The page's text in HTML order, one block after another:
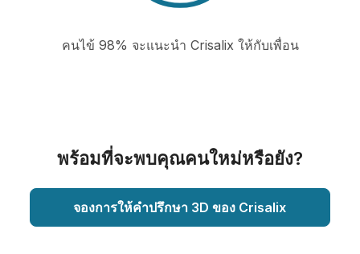
คนไข้ 98% จะแนะนำ Crisalix ให้กับเพื่อน
พร้อมที่จะพบคุณคนใหม่หรือยัง?
จองการให้คำปรึกษา 3D ของ Crisalix